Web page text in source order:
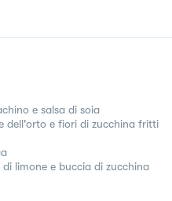
e salsa di soia
dell'orto e fiori di zucchina fritti
limone e buccia di zucchina